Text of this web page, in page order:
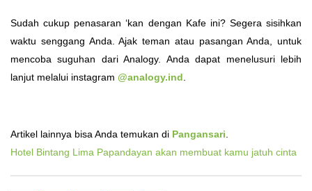
Sudah cukup penasaran ‘kan dengan Kafe ini? Segera sisihkan
waktu senggang Anda. Ajak teman atau pasangan Anda, untuk
mencoba suguhan dari Analogy. Anda dapat menelusuri lebih
lanjut melalui instagram @analogy.ind
Artikel lainnya bisa Anda temukan di Pangansari
Hotel Bintang Lima Papandayan akan membuat kamu jatuh cinta